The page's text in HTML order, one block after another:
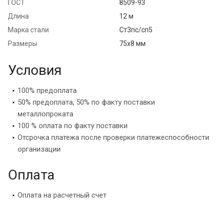
ГОСТ
8509-93
Длина
12 м
Марка стали
Ст3пс/сп5
Размеры
75х8 мм
Условия
100% предоплата
50% предоплата, 50% по факту поставки
металлопроката
100 % оплата по факту поставки
Отсрочка платежа после проверки платежеспособности
организации
Оплата
Оплата на расчетный счет